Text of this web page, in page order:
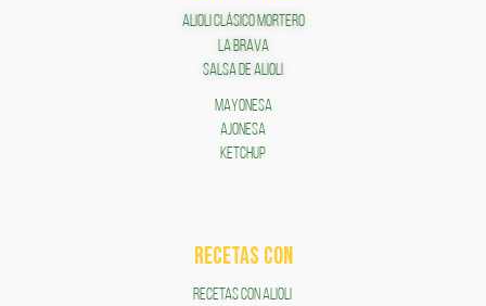
ALIOLI CLÁSICO MORTERO
LA BRAVA
SALSA DE ALIOLI
MAYONESA
AJONESA
KETCHUP
RECETAS COn
RECETAS CON ALIOLI